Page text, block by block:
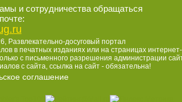
и сотрудничества обращаться
Развлекательно-досуговый портал
в печатных изданиях или на страницах интернет-
с письменного разрешения администрации
с сайта, ссылка на сайт - обязательна!
соглашение